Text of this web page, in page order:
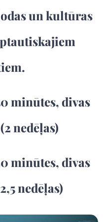
un kultūras
minūtes, divas
nedēļas)
minūtes, divas
nedēļas)